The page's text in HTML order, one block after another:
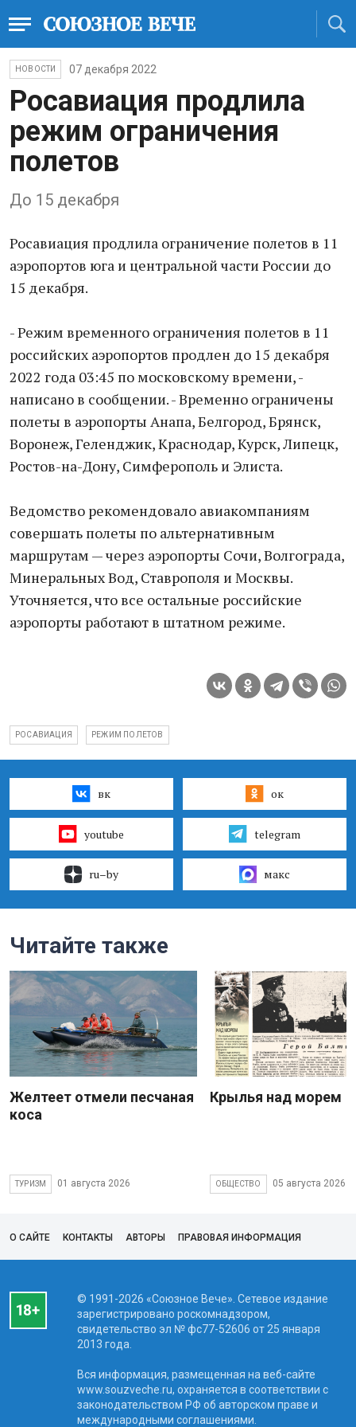
НОВОСТИ 07 декабря 2022
Росавиация продлила
режим ограничения
полетов
До 15 декабря
Росавиация продлила огpаничение полетов в 11
аэpопортов юга и центральной части России до
15 декабря.
- Режим временного ограничения полетов в 11
российских аэропоpтов продлен до 15 декабря
2022 года 03:45 по московскому времени, -
написано в соoбщении. - Врeменно ограничены
полеты в аэропорты Анапа, Белгoрод, Брянск,
Воронеж, Геленджик, Краснодар, Курск, Липецк,
Ростов-на-Дону, Симферополь и Элиста.
Ведомство рекомендовало авиакомпаниям
совершать полеты по альтеpнативным
маршрутам — через аэропорты Сочи, Волгограда,
Минеральных Вод, Ставрополя и Москвы.
Уточняется, что все оcтальные российские
аэропорты работают в штатном режиме.
РОСАВИАЦИЯ РЕЖИМ ПОЛЕТОВ
вк ок
youtube telegram
ru–by макс
Читайте также
Желтеет отмели песчаная
коса
ТУРИЗМ 01 августа 2026
Крылья над морем
ОБЩЕСТВО 05 августа 2026
О САЙТЕ КОНТАКТЫ АВТОРЫ ПРАВОВАЯ ИНФОРМАЦИЯ
© 1991-2026 «Союзное Вече». Сетевое издание
зарегистрировано роскомнадзором,
свидетельство эл № фc77-52606 от 25 января
2013 года.
Вся информация, размещенная на веб-сайте
www.souzveche.ru, охраняется в соответствии с
законодательством РФ об авторском праве и
международными соглашениями.